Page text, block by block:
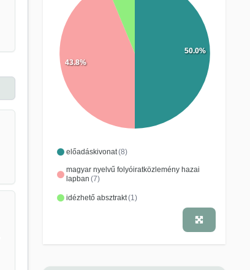
előadáskivonat(8)
magyar nyelvű folyóiratközlemény hazai
lapban (7)
idézhető absztrakt(1)
50.0%
43.8%